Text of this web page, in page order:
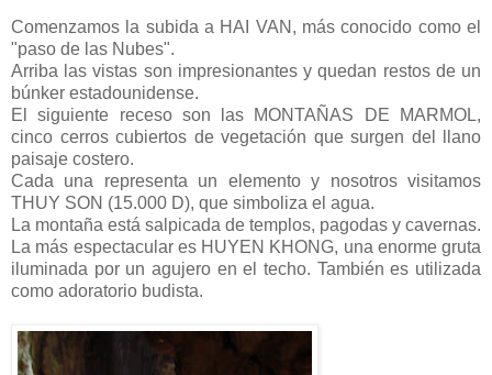
Comenzamos la subida a HAI VAN, más conocido como el
"paso de las Nubes".
Arriba las vistas son impresionantes y quedan restos de un
búnker estadounidense.
El siguiente receso son las MONTAÑAS DE MARMOL,
cinco cerros cubiertos de vegetación que surgen del llano
paisaje costero.
Cada una representa un elemento y nosotros visitamos
THUY SON (15.000 D), que simboliza el agua.
La montaña está salpicada de templos, pagodas y cavernas.
La más espectacular es HUYEN KHONG, una enorme gruta
iluminada por un agujero en el techo. También es utilizada
como adoratorio budista.